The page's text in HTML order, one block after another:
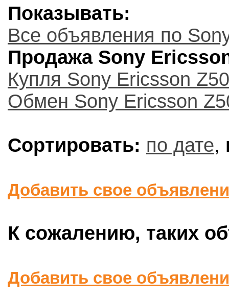
Показывать:
Все объявления по
Продажа Sony
Купля Sony Ericsson
Обмен Sony Ericsson
Сортировать: по дате,
Добавить свое
К сожалению, таких
Добавить свое